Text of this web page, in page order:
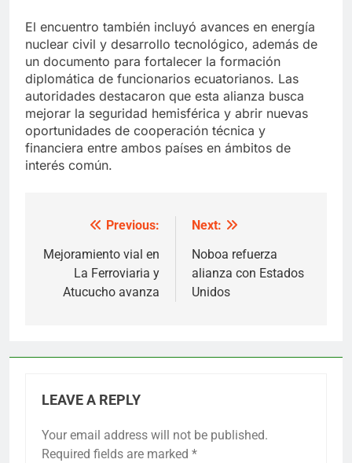
El encuentro también incluyó avances en energía
nuclear civil y desarrollo tecnológico, además de
un documento para fortalecer la formación
diplomática de funcionarios ecuatorianos. Las
autoridades destacaron que esta alianza busca
mejorar la seguridad hemisférica y abrir nuevas
oportunidades de cooperación técnica y
financiera entre ambos países en ámbitos de
interés común.
navigation
Previous:
Mejoramiento vial en
La Ferroviaria y
Atucucho avanza
Next:
Noboa refuerza
alianza con Estados
Unidos
LEAVE A REPLY
Your email address will not be published.
Required fields are marked *